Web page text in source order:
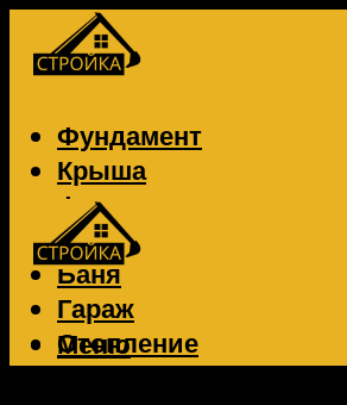
Фундамент
Крыша
Фасад
Забор
Баня
Гараж
Отопление
Вентиляция
Меню